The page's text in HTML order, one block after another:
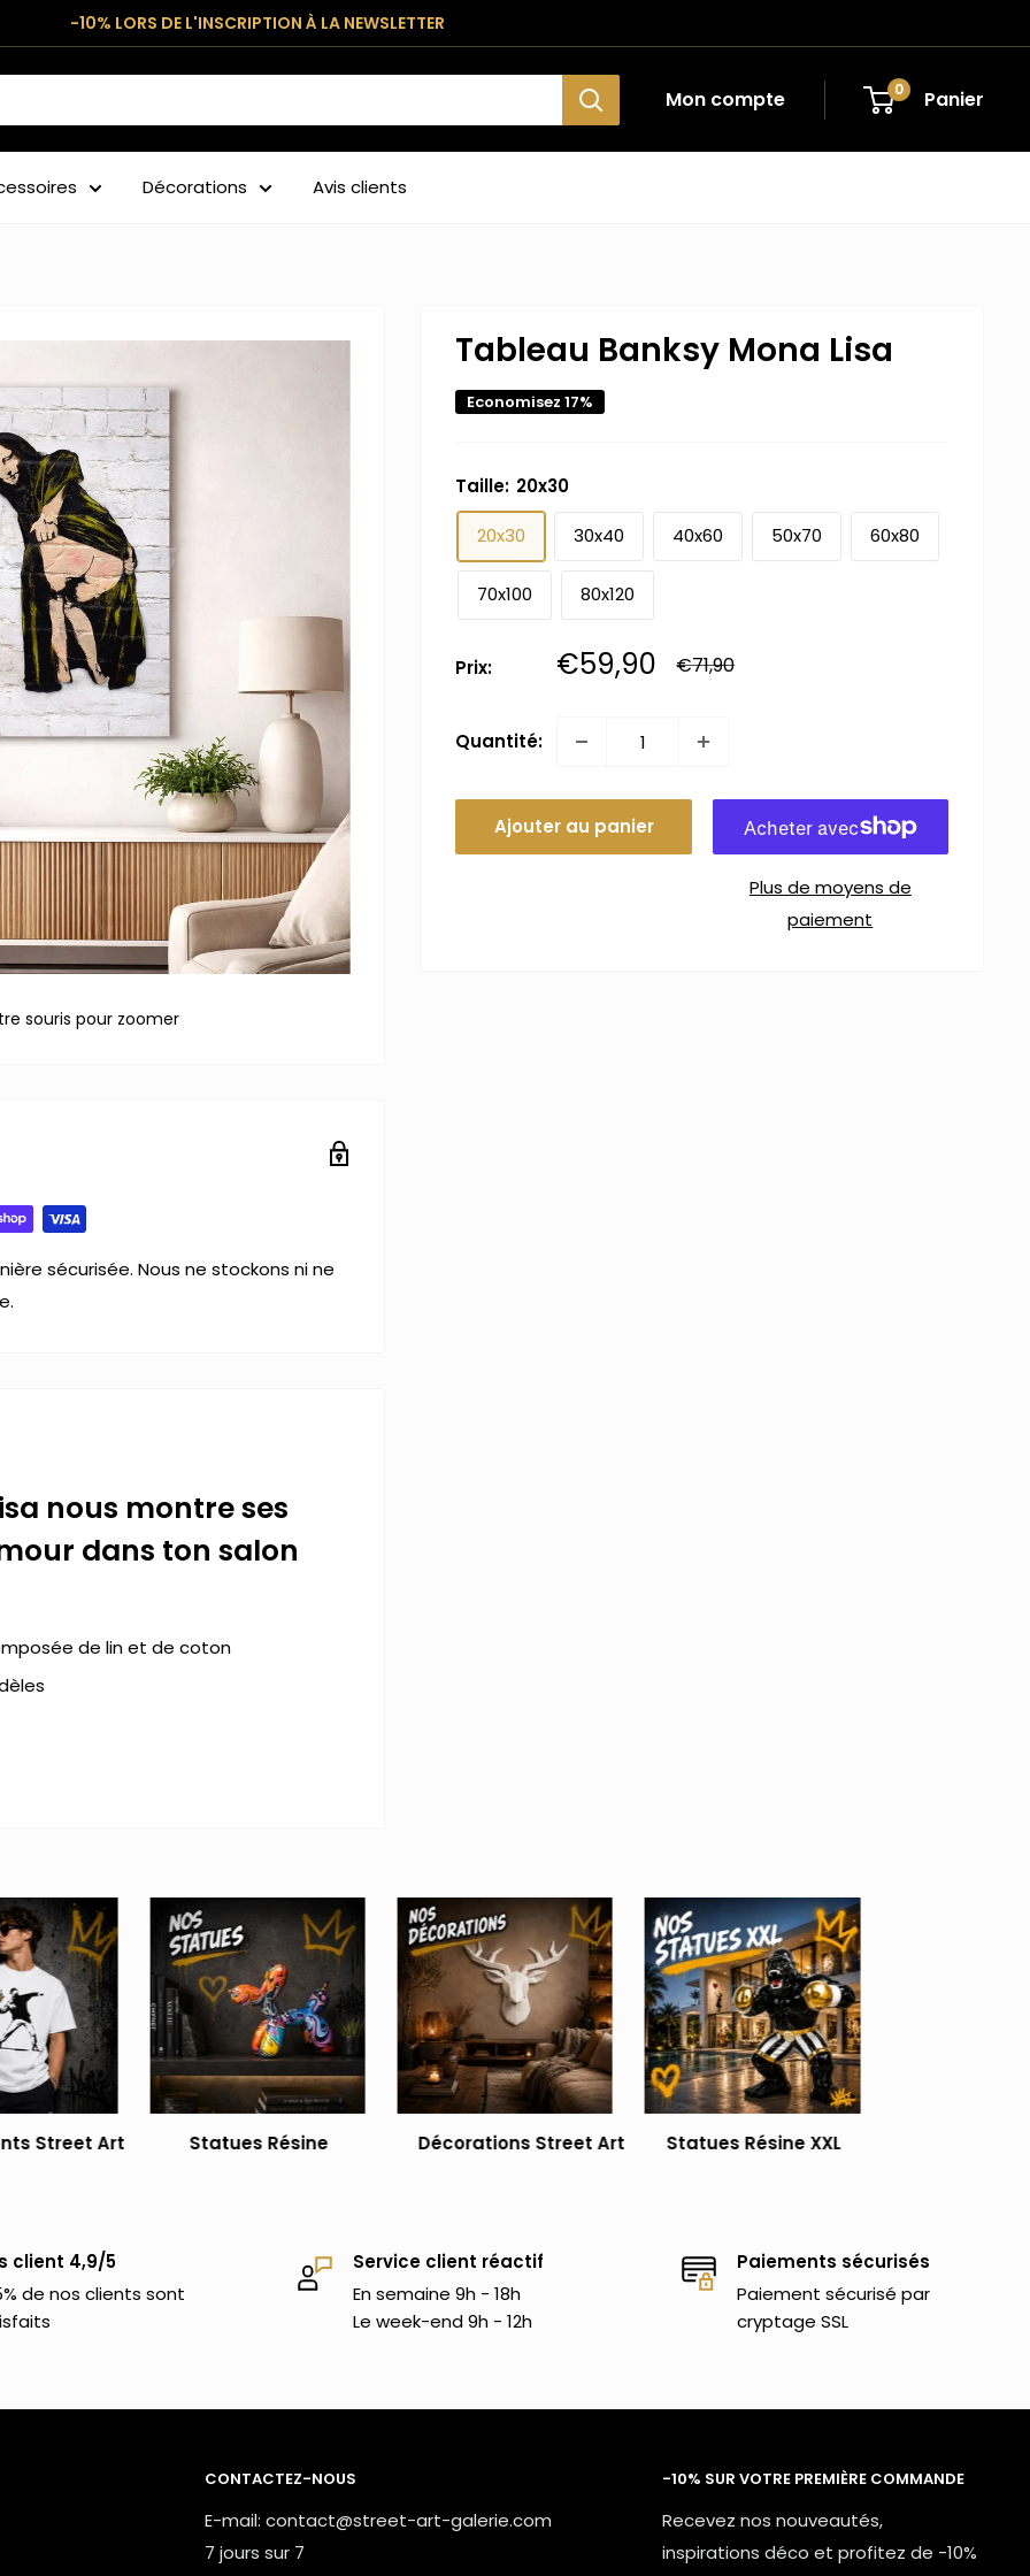
-10% LORS DE L'INSCRIPTION À LA NEWSLETTER
Mon compte 0 Panier
Décorations Avis clients
souris pour zoomer
Tableau Banksy Mona Lisa
Economisez 17%
Taille: 20x30
20x30 30x40 40x60 50x70 60x80
70x100 80x120
Prix: Prix
réduit
€59,90 Prix
normal
€71,90
Quantité:
Ajouter au panier
Plus de moyens de
paiement
sécurisée. Nous ne stockons ni ne
nous montre ses
dans ton salon
de lin et de coton
ses peintures. Banksy est sans doute
regarder ce
tableauBanksycrazy
certainement l'ensemble de nos
nos décorations, tu y trouveras des
d'intérieur.
Street Art Statues Résine Décorations Street Art Statues Résine XXL
client 4,9/5
de nos clients sont
Service client réactif
En semaine 9h - 18h
Le week-end 9h - 12h
Paiements sécurisés
Paiement sécurisé par
cryptage SSL
CONTACTEZ-NOUS
E-mail: contact@street-art-galerie.com
7 jours sur 7
-10% SUR VOTRE PREMIÈRE COMMANDE
Recevez nos nouveautés,
inspirations déco et profitez de -10%